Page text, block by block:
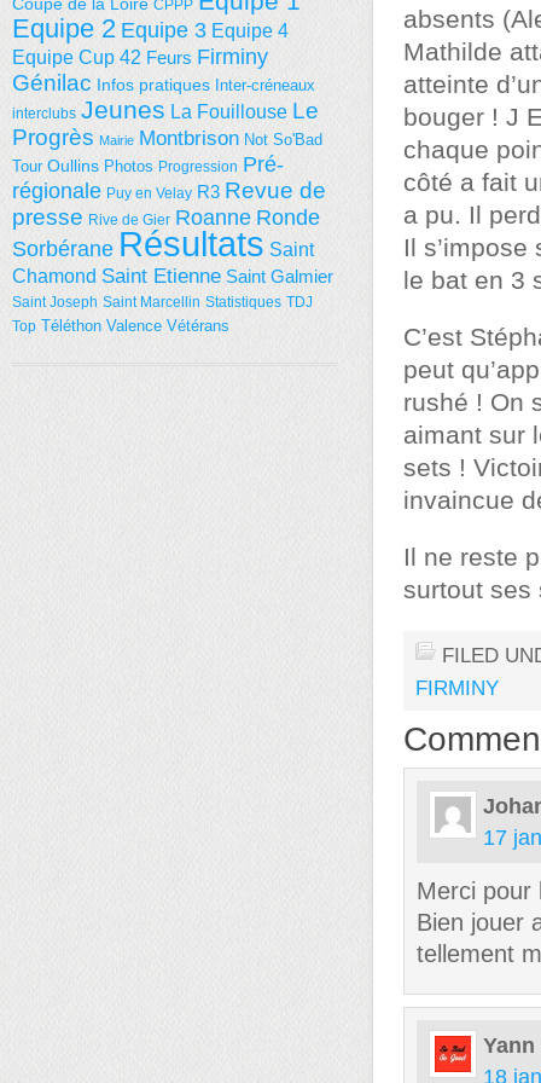
absents
Mathilde
atteinte
bouger ! J
chaque
côté a fait
a pu. Il
Il
le bat en 3
C’est
peut
rushé ! On
aimant sur
sets !
invaincue
Il ne reste
surtout ses
FILED
FIRMINY
17
Merci pour
Bien jouer
tellement
Yann
18
CPPP
Equipe 2 Equipe 3 Equipe 4
Equipe Cup 42 Feurs Firminy
Génilac Infos pratiques Inter-créneaux
interclubs Jeunes La Fouillouse Le
Progrès Mairie Montbrison Not So'Bad
Tour Oullins Photos Progression Pré-
régionale Puy en Velay R3 Revue de
presse Rive de Gier Roanne Ronde
Sorbérane Résultats Saint
Chamond Saint Etienne Saint Galmier
Saint Joseph Saint Marcellin Statistiques TDJ
Top Téléthon Valence Vétérans